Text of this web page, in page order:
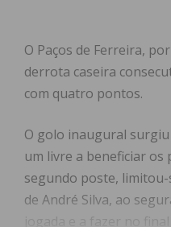
O Paços de Ferreira,
derrota caseira
com quatro pontos.
O golo inaugural
um livre a beneficiar os
segundo poste,
de André Silva, ao
jogada e a fazer no